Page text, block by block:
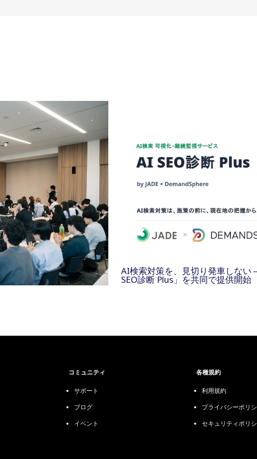
AI検索対策を、見切り発車しな
SEO診断 Plus」を共同で提供開始
コミュニティ
サポート
ブログ
イベント
各種規約
利用規約
プライバシーポリ
セキュリティポリ